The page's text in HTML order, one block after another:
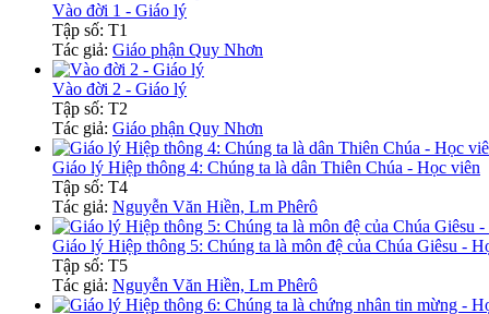
Vào đời 1 - Giáo lý
Tập số: T1
Tác giả: Giáo phận Quy Nhơn
Vào đời 2 - Giáo lý
Tập số: T2
Tác giả: Giáo phận Quy Nhơn
Giáo lý Hiệp thông 4: Chúng ta là dân Thiên Chúa - Học viên
Tập số: T4
Tác giả: Nguyễn Văn Hiền, Lm Phêrô
Giáo lý Hiệp thông 5: Chúng ta là môn đệ của Chúa Giêsu -
Tập số: T5
Tác giả: Nguyễn Văn Hiền, Lm Phêrô